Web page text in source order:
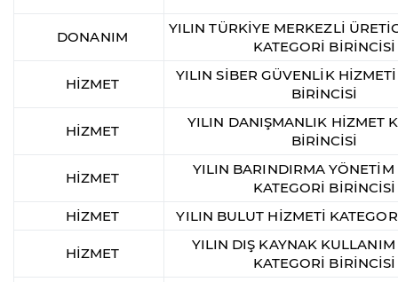
DONANIM
YILIN TÜRKİYE MERKEZLİ
KATEGORİ BİRİNCİSİ
HİZMET
YILIN SİBER GÜVENLİK
BİRİNCİSİ
HİZMET
YILIN DANIŞMANLIK HİZMET
BİRİNCİSİ
HİZMET
YILIN BARINDIRMA
KATEGORİ BİRİNCİSİ
HİZMET
YILIN BULUT HİZMETİ
HİZMET
YILIN DIŞ KAYNAK
KATEGORİ BİRİNCİSİ